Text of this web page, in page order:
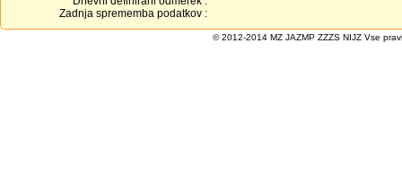
Zadnja sprememba podatkov :
© 2012-2014 MZ JAZMP ZZZS NIJZ Vse